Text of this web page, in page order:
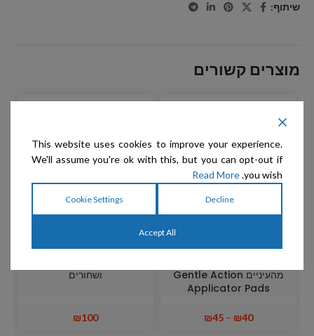
שיתוף:
מוצרים קשורים
Eye Envy – רפידות עדינות
מהעיניים Gentle Action
Applicator Pads
₪40
–
₪45
Starfire's Platinum –
ושחורים
₪100
This website uses cookies to improve your experience.
We'll assume you're ok with this, but you can opt-out if
you wish.
Read More
Decline
Cookie Settings
Accept All